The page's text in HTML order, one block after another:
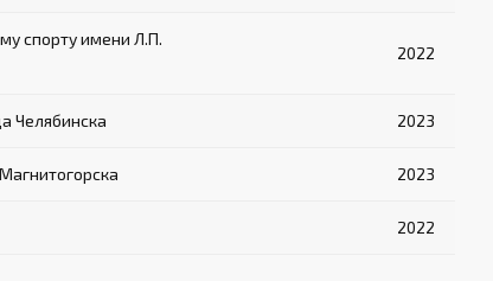
спорту имени Л.П.
2022
Челябинска 2023
2023
2022